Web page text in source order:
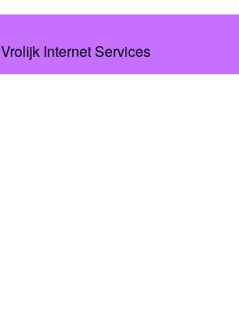
Vrolijk Internet Services